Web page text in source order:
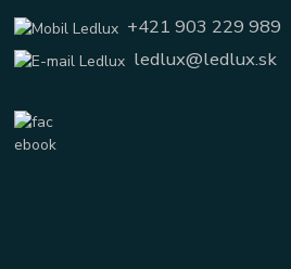
+421 903 229 989
ledlux@ledlux.sk